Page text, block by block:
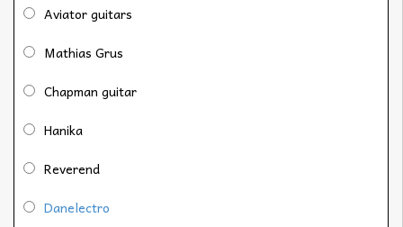
Aviator guitars
Mathias Grus
Chapman guitar
Hanika
Reverend
Danelectro